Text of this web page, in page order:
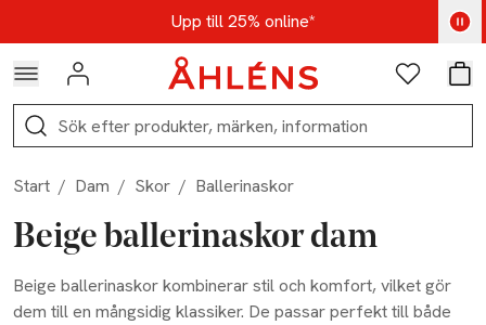
Hoppa till navigationsmenynUpp till 25% online*
Kod: AUG25 - Shoppa nu
Logga in Favoriter
Sök
Start / Dam / Skor / Ballerinaskor
Beige ballerinaskor dam
Beige ballerinaskor kombinerar stil och komfort, vilket gör
dem till en mångsidig klassiker. De passar perfekt till både